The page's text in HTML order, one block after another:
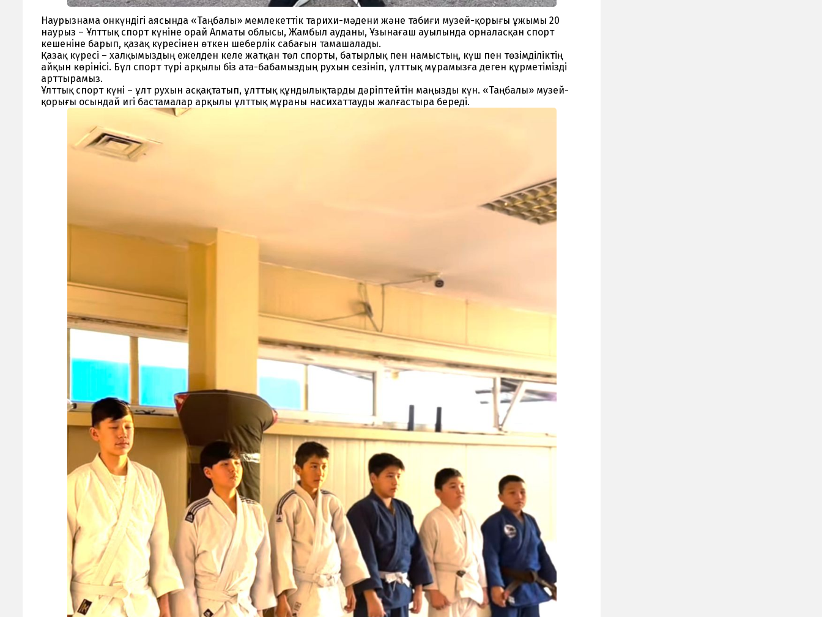
Наурызнама онкүндігі аясында «Таңбалы» мемлекеттік тарихи-мәдени және табиғи музей-қорығы ұжымы 20
наурыз – Ұлттық спорт күніне орай Алматы облысы, Жамбыл ауданы, Ұзынағаш ауылында орналасқан спорт
кешеніне барып, қазақ күресінен өткен шеберлік сабағын тамашалады.
Қазақ күресі – халқымыздың ежелден келе жатқан төл спорты, батырлық пен намыстың, күш пен төзімділіктің
айқын көрінісі. Бұл спорт түрі арқылы біз ата-бабамыздың рухын сезініп, ұлттық мұрамызға деген құрметімізді
арттырамыз.
Ұлттық спорт күні – ұлт рухын асқақтатып, ұлттық құндылықтарды дәріптейтін маңызды күн. «Таңбалы» музей-
қорығы осындай игі бастамалар арқылы ұлттық мұраны насихаттауды жалғастыра береді.